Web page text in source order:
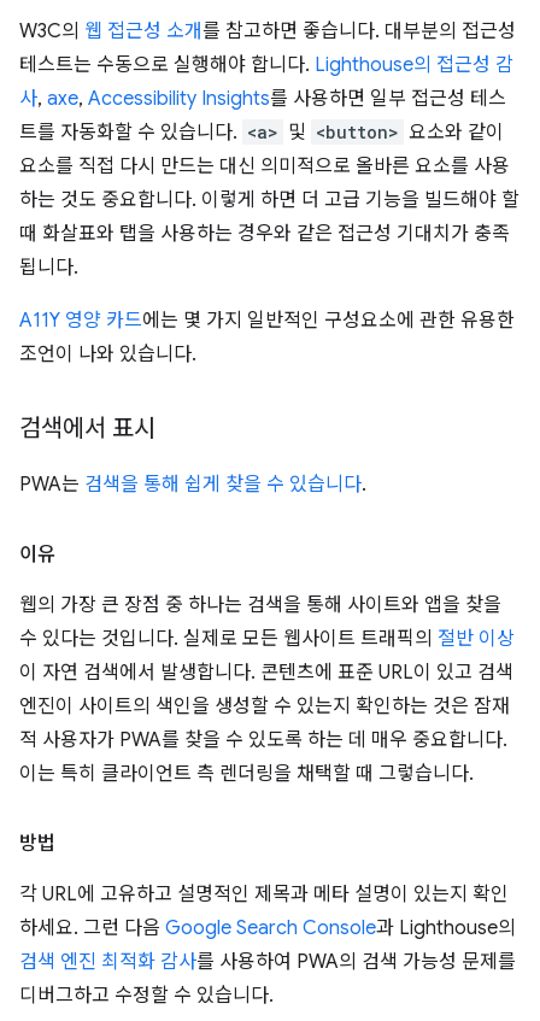
W3C의 웹 접근성 소개를 참고하면 좋습니다. 대부분의 접근성
테스트는 수동으로 실행해야 합니다. Lighthouse의 접근성 감
사, axe, Accessibility Insights를 사용하면 일부 접근성 테스
트를 자동화할 수 있습니다. <a> 및 <button> 요소와 같이
요소를 직접 다시 만드는 대신 의미적으로 올바른 요소를 사용
하는 것도 중요합니다. 이렇게 하면 더 고급 기능을 빌드해야 할
때 화살표와 탭을 사용하는 경우와 같은 접근성 기대치가 충족
됩니다.
A11Y 영양 카드에는 몇 가지 일반적인 구성요소에 관한 유용한
조언이 나와 있습니다.
검색에서 표시
PWA는 검색을 통해 쉽게 찾을 수 있습니다.
이유
웹의 가장 큰 장점 중 하나는 검색을 통해 사이트와 앱을 찾을
수 있다는 것입니다. 실제로 모든 웹사이트 트래픽의 절반 이상
이 자연 검색에서 발생합니다. 콘텐츠에 표준 URL이 있고 검색
엔진이 사이트의 색인을 생성할 수 있는지 확인하는 것은 잠재
적 사용자가 PWA를 찾을 수 있도록 하는 데 매우 중요합니다.
이는 특히 클라이언트 측 렌더링을 채택할 때 그렇습니다.
방법
각 URL에 고유하고 설명적인 제목과 메타 설명이 있는지 확인
하세요. 그런 다음 Google Search Console과 Lighthouse의
검색 엔진 최적화 감사를 사용하여 PWA의 검색 가능성 문제를
디버그하고 수정할 수 있습니다.